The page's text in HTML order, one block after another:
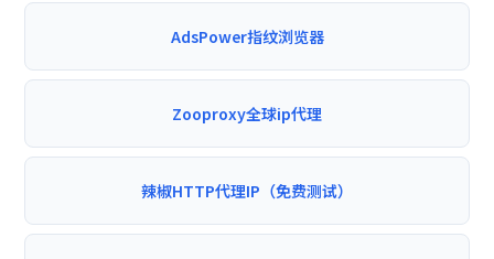
AdsPower指纹浏览器
Zooproxy全球ip代理
辣椒HTTP代理IP（免费测试）